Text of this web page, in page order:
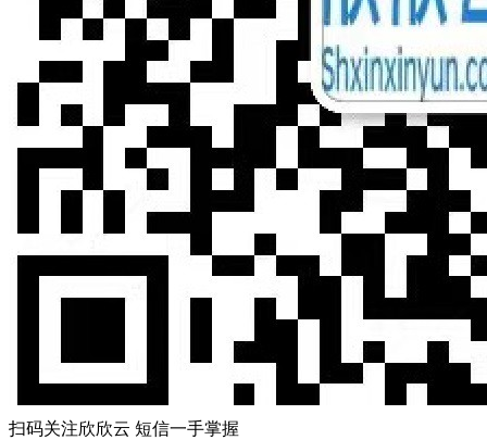
扫码关注欣欣云 短信一手掌握